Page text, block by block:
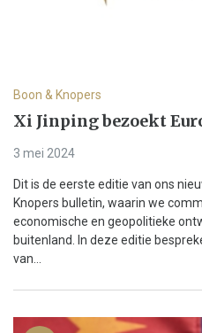
Boon & Knopers
Xi Jinping bezoekt
3 mei 2024
Dit is de eerste editie van ons
Knopers bulletin, waarin we
economische en geopolitieke
buitenland. In deze editie
van...